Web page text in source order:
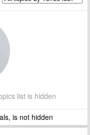
list is hidden
is not hidden